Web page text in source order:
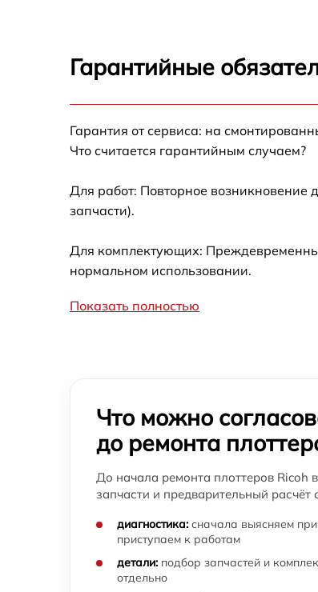
Замена трубок плоттера Ricoh
Гарантийные
Гарантия от сервиса: на
Что считается гарантийным случаем?
Для работ: Повторное
запчасти).
Для комплектующих:
нормальном использовании.
Показать полностью
Что можно
до ремонта
До начала ремонта плоттеров Ricoh
запчасти и предварительный расчёт
диагностика: сначала выясняем
приступаем к работам
детали: подбор запчастей и
отдельно